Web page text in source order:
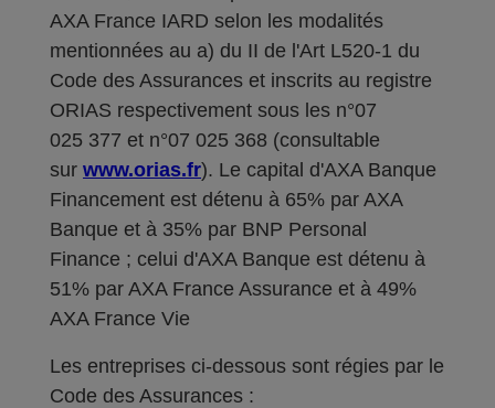
AXA France IARD selon les modalités
mentionnées au a) du II de l'Art L520-1 du
Code des Assurances et inscrits au registre
ORIAS respectivement sous les n°07
025 377 et n°07 025 368 (consultable
sur www.orias.fr). Le capital d'AXA Banque
Financement est détenu à 65% par AXA
Banque et à 35% par BNP Personal
Finance ; celui d'AXA Banque est détenu à
51% par AXA France Assurance et à 49%
AXA France Vie
Les entreprises ci-dessous sont régies par le
Code des Assurances :